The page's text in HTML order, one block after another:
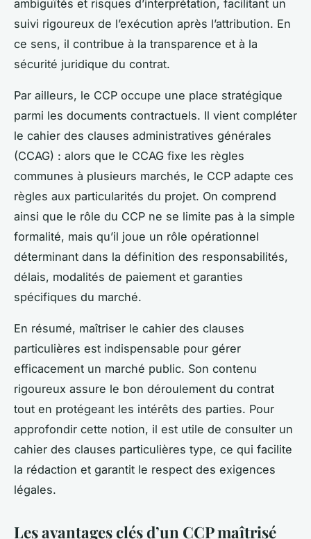
ambiguïtés et risques d’interprétation, facilitant un
suivi rigoureux de l’exécution après l’attribution. En
ce sens, il contribue à la transparence et à la
sécurité juridique du contrat.
Par ailleurs, le CCP occupe une place stratégique
parmi les documents contractuels. Il vient compléter
le cahier des clauses administratives générales
(CCAG) : alors que le CCAG fixe les règles
communes à plusieurs marchés, le CCP adapte ces
règles aux particularités du projet. On comprend
ainsi que le rôle du CCP ne se limite pas à la simple
formalité, mais qu’il joue un rôle opérationnel
déterminant dans la définition des responsabilités,
délais, modalités de paiement et garanties
spécifiques du marché.
En résumé, maîtriser le cahier des clauses
particulières est indispensable pour gérer
efficacement un marché public. Son contenu
rigoureux assure le bon déroulement du contrat
tout en protégeant les intérêts des parties. Pour
approfondir cette notion, il est utile de consulter un
cahier des clauses particulières type, ce qui facilite
la rédaction et garantit le respect des exigences
légales.
Les avantages clés d’un CCP maîtrisé